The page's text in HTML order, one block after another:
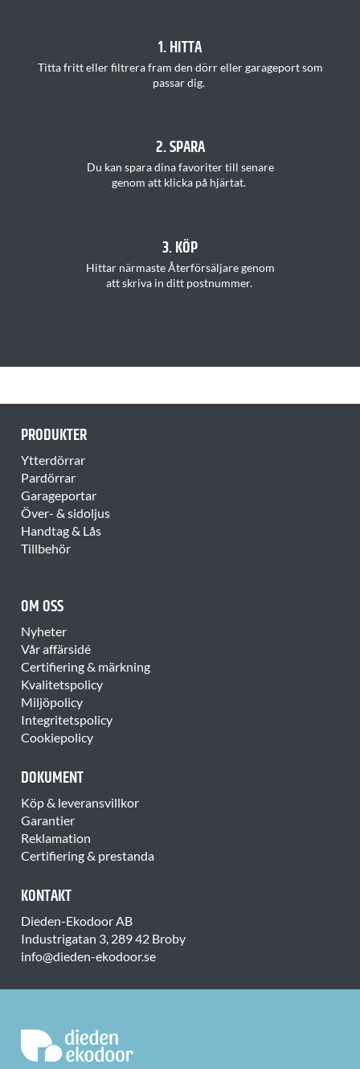
1. HITTA
Tittafritteller filtrera fram den dörr eller garageport som
passardig.
2. SPARA
Du kan spara dina favoritertill senare
genom att klicka på hjärtat.
3. KÖP
Hittarnärmaste Återförsäljare genom
att skriva in ditt postnummer.
PRODUKTER
Ytterdörrar
Pardörrar
Garageportar
Över- & sidoljus
Handtag & Lås
Tillbehör
OM OSS
Nyheter
Vår affärsidé
Certifiering & märkning
Kvalitetspolicy
Miljöpolicy
Integritetspolicy
Cookiepolicy
DOKUMENT
Köp & leveransvillkor
Garantier
Reklamation
Certifiering & prestanda
KONTAKT
Dieden-Ekodoor AB
Industrigatan 3, 289 42 Broby
info@dieden-ekodoor.se